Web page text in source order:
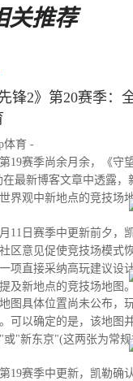
关推荐
先锋2》第20赛季
体育 -
赛季尚余月余，《守望
在最新博客文章中透露
界观中新地点的竞技场
日赛季中更新前夕，凯
意见促使竞技场模式恢
项直接采纳高玩建议设
及新地点的竞技场地图。
具体位置尚未公布，玩
可以确定的是，该地图
"新东京"(这两张为常规
赛季中更新，凯勒确认